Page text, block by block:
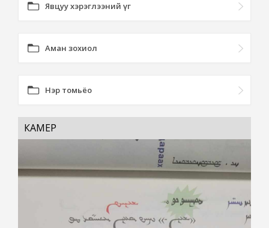
Явцуу хэрэглээний үг
Аман зохиол
Нэр томьёо
КАМЕР